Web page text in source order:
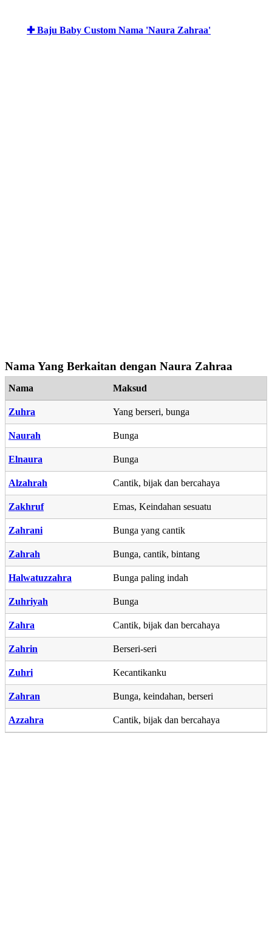
✚ Baju Baby Custom Nama 'Naura Zahraa'
Nama Yang Berkaitan dengan Naura Zahraa
Nama Maksud
Zuhra Yang berseri, bunga
Naurah Bunga
Elnaura Bunga
Alzahrah Cantik, bijak dan bercahaya
Zakhruf Emas, Keindahan sesuatu
Zahrani Bunga yang cantik
Zahrah Bunga, cantik, bintang
Halwatuzzahra Bunga paling indah
Zuhriyah Bunga
Zahra Cantik, bijak dan bercahaya
Zahrin Berseri-seri
Zuhri Kecantikanku
Zahran Bunga, keindahan, berseri
Azzahra Cantik, bijak dan bercahaya